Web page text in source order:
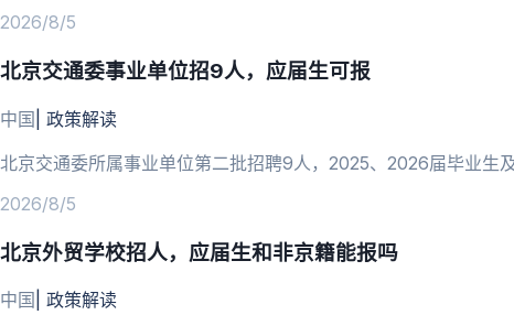
2026/8/5
北京交通委事业单位招9人，应届生可报
中国 政策解读
北京交通委所属事业单位第二批招聘9人，2025、2026届毕业生
2026/8/5
北京外贸学校招人，应届生和非京籍能报吗
中国 政策解读